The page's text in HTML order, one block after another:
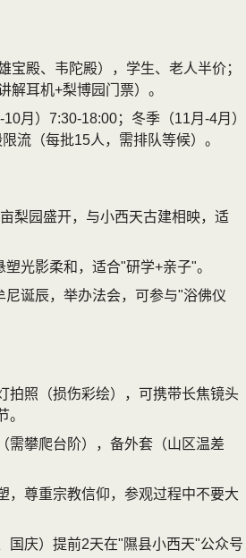
宝殿、韦陀殿），学生、老人半价；
解耳机+梨博园门票）。
10月）7:30-18:00；冬季（11月-4月）
流（每批15人，需排队等候）。
梨园盛开，与小西天古建相映，适
塑光影柔和，适合"研学+亲子"。
尼诞辰，举办法会，可参与"浴佛仪
拍照（损伤彩绘），可携带长焦镜头
。
需攀爬台阶），备外套（山区温差
，尊重宗教信仰，参观过程中不要大
国庆）提前2天在"隰县小西天"公众号